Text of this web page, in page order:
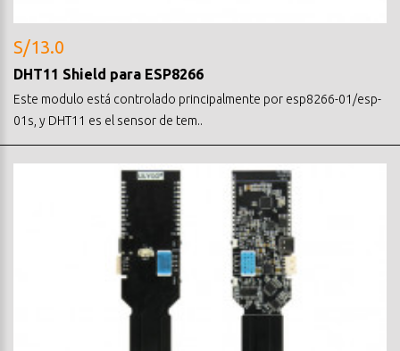
S/13.0
DHT11 Shield para ESP8266
Este modulo está controlado principalmente por esp8266-01/esp-
01s, y DHT11 es el sensor de tem..